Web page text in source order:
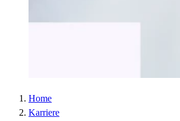
Host : www.googletagmanager.com
Home
Karriere